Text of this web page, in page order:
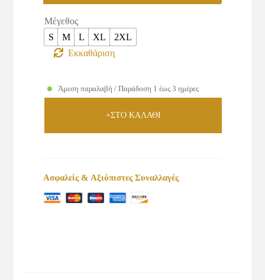
Μέγεθος
S
M L XL
2XL
Εκκαθάριση
Άμεση παραλαβή / Παράδοση 1 έως 3 ημέρες
+ΣΤΟ ΚΑΛΑΘΙ
Ασφαλείς & Αξιόπιστες Συναλλαγές